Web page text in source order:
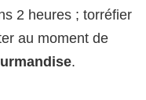
2 heures ; torréfier
au moment de
.